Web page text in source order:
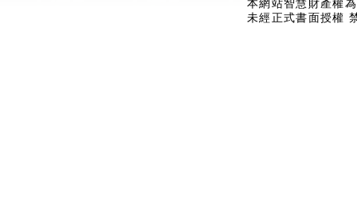
本網站智慧財產權
未經正式書面授權